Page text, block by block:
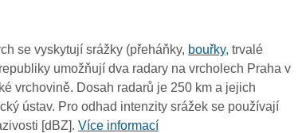
02:50
02:40
02:30
02:20
se vyskytují srážky (přeháňky, bouřky, trvalé
umožňují dva radary na vrcholech Praha v
vrchovině. Dosah radarů je 250 km a jejich
ústav. Pro odhad intenzity srážek se používají
[dBZ].Více informací